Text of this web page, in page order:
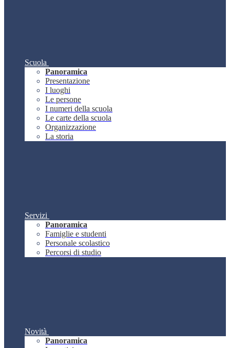
Scuola
Panoramica
Presentazione
I luoghi
Le persone
I numeri della scuola
Le carte della scuola
Organizzazione
La storia
Servizi
Panoramica
Famiglie e studenti
Personale scolastico
Percorsi di studio
Novità
Panoramica